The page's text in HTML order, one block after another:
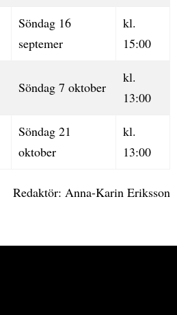
Söndag 16
septemer
kl.
15:00
Söndag 7 oktober
kl.
13:00
Söndag 21
oktober
kl.
13:00
Redaktör: Anna-Karin Eriksson